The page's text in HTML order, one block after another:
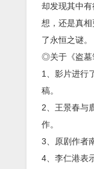
却发现其中
想，还是真
了永恒之谜。
◎关于《盗墓
1、影片进行
稿。
2、王景春与
作。
3、原剧作者
4、李仁港表